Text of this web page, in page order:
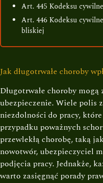
Art. 445 Kodeksu
Art. 446 Kodeksu
bliskiej
Jak długotrwałe choroby
Długotrwałe choroby
ubezpieczenie. Wiele polis
niezdolności do pracy,
przypadku poważnych
przewlekłą chorobę, taką
nowotwór, ubezpieczyciel
podjęcia pracy. Jednakże,
warto zasięgnąć porady